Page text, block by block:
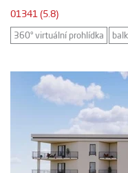
01341 (5.8)
360° virtuální prohlídka